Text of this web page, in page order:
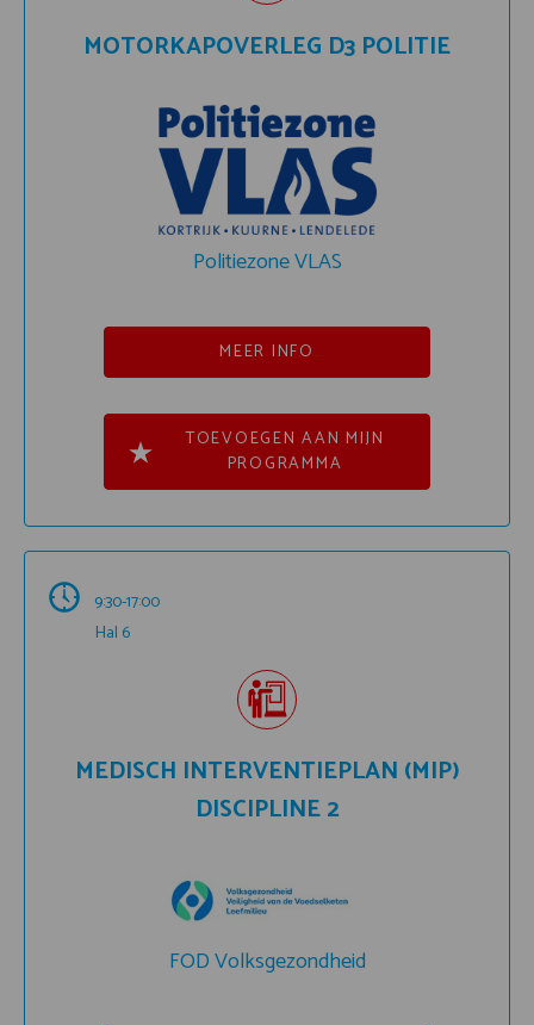
MOTORKAPOVERLEG D3 POLITIE
Politiezone VLAS
MEER INFO
TOEVOEGEN AAN MIJN
PROGRAMMA
9:30-17:00
Hal 6
MEDISCH INTERVENTIEPLAN (MIP)
DISCIPLINE 2
FOD Volksgezondheid